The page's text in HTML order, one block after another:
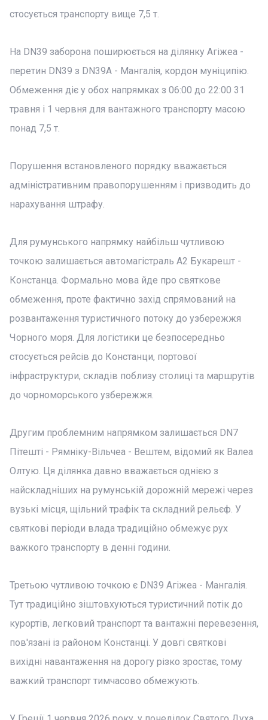
стосується транспорту вище 7,5 т.
На DN39 заборона поширюється на ділянку Агіжеа -
перетин DN39 з DN39A - Мангалія, кордон муніципію.
Обмеження діє у обох напрямках з 06:00 до 22:00 31
травня і 1 червня для вантажного транспорту масою
понад 7,5 т.
Порушення встановленого порядку вважається
адміністративним правопорушенням і призводить до
нарахування штрафу.
Для румунського напрямку найбільш чутливою
точкою залишається автомагістраль A2 Букарешт -
Констанца. Формально мова йде про святкове
обмеження, проте фактично захід спрямований на
розвантаження туристичного потоку до узбережжя
Чорного моря. Для логістики це безпосередньо
стосується рейсів до Констанци, портової
інфраструктури, складів поблизу столиці та маршрутів
до чорноморського узбережжя.
Другим проблемним напрямком залишається DN7
Пітешті - Рямніку-Вільчеа - Вештем, відомий як Валеа
Олтую. Ця ділянка давно вважається однією з
найскладніших на румунській дорожній мережі через
вузькі місця, щільний трафік та складний рельєф. У
святкові періоди влада традиційно обмежує рух
важкого транспорту в денні години.
Третьою чутливою точкою є DN39 Агіжеа - Мангалія.
Тут традиційно зіштовхуються туристичний потік до
курортів, легковий транспорт та вантажні перевезення,
пов'язані із районом Констанці. У довгі святкові
вихідні навантаження на дорогу різко зростає, тому
важкий транспорт тимчасово обмежують.